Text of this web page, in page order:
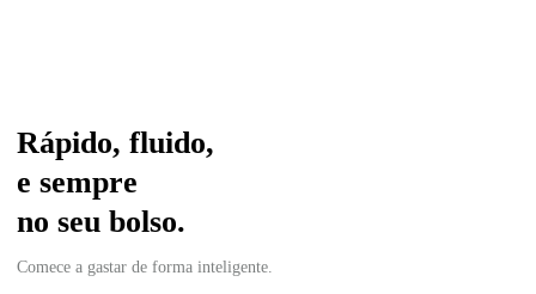
Rápido, fluido,
e sempre
no seu bolso.
Comece a gastar de forma inteligente.